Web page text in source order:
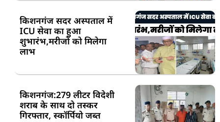
किशनगंज सदर अस्पताल में
ICU सेवा का हुआ
शुभारंभ,मरीजों को मिलेगा
लाभ
किशनगंज:279 लीटर विदेशी
शराब के साथ दो तस्कर
गिरफ्तार, स्कॉर्पियो जब्त